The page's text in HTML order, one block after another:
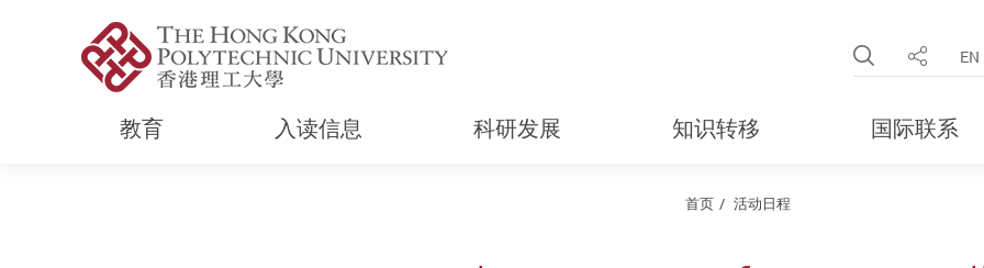
Open Site
分享 EN
教育 入读信息 科研发展 知识转移 国际联系
首页 活动日程